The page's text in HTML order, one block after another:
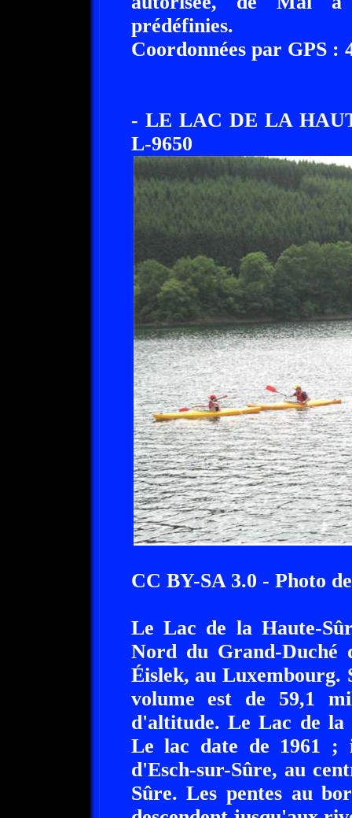
prédéfinies.
Coordonnées par GPS :
- LE LAC DE LA
L-9650
CC BY-SA 3.0 - Photo
Le Lac de la Haute-
Nord du Grand-Duché
Éislek, au Luxembourg.
volume est de 59,1
d'altitude. Le Lac de
Le lac date de 1961
d'Esch-sur-Sûre, au
Sûre. Les pentes au